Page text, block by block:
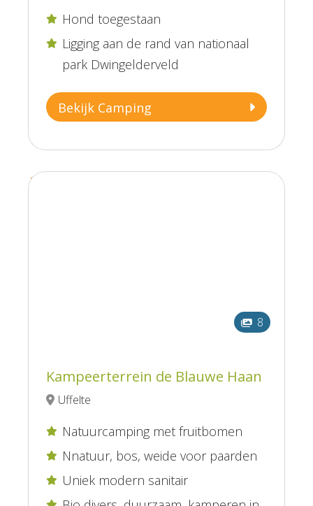
 Hond toegestaan

Ligging aan de rand van nationaal
park Dwingelderveld
Bekijk Camping
8
Kampeerterrein de Blauwe Haan
Uffelte
 Natuurcamping met fruitbomen
 Uniek modern sanitair
 Nnatuur, bos, weide voor paarden